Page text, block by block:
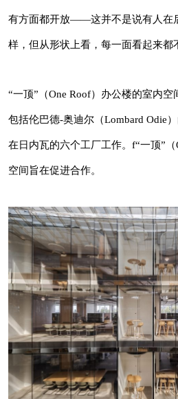
日内瓦的六个工厂工作。f“
办公楼的室内空间旨在促进
中央的叶形中庭让建筑充满
的会议室。
客户可以进入的空间位于这
有方面都开放——这并不是说有人在
样，但从形状上看，每一面看起来都
“一顶”（One Roof）办公楼的室内
包括伦巴德-奥迪尔（Lombard Odie
在日内瓦的六个工厂工作。f“一顶”
空间旨在促进合作。